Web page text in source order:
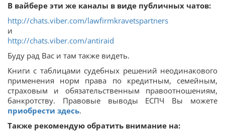
В вайбере эти же каналы в виде публичных чатов:
http://chats.viber.com/lawfirmkravetspartners
и
http://chats.viber.com/antiraid
Буду рад Вас и там также видеть.
Книги с таблицами судебных решений неодинакового
применения норм права по кредитным, семейным,
страховым и обязательственным правоотношениям,
банкротству. Правовые выводы ЕСПЧ Вы можете
приобрести здесь.
Также рекомендую обратить внимание на: